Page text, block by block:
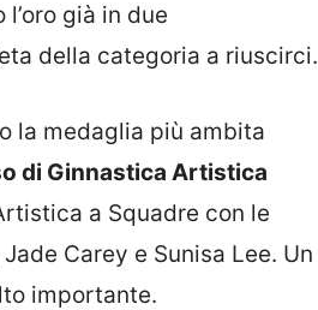
già in due
della categoria a riuscirci.
la medaglia più ambita
di Ginnastica Artistica
a Squadre con le
Carey e Sunisa Lee. Un
importante.